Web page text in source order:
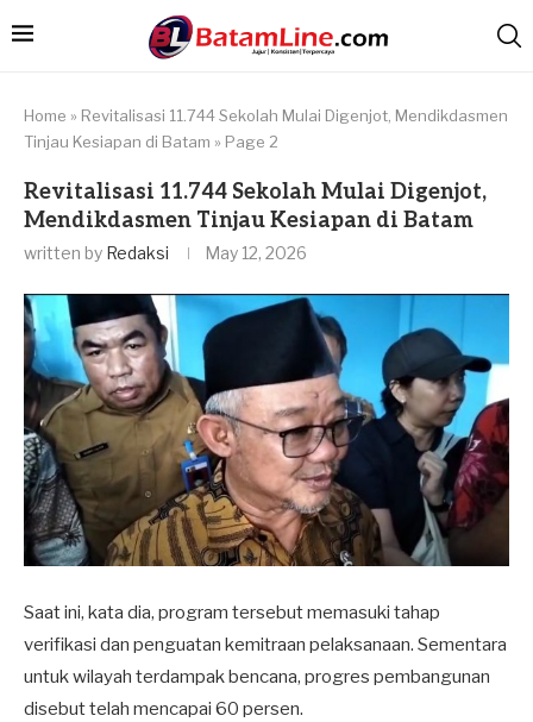
Home » Revitalisasi 11.744 Sekolah Mulai Digenjot, Mendikdasmen
Tinjau Kesiapan di Batam » Page 2
Revitalisasi 11.744 Sekolah Mulai Digenjot,
Mendikdasmen Tinjau Kesiapan di Batam
written by Redaksi May 12, 2026
Saat ini, kata dia, program tersebut memasuki tahap
verifikasi dan penguatan kemitraan pelaksanaan. Sementara
untuk wilayah terdampak bencana, progres pembangunan
disebut telah mencapai 60 persen.